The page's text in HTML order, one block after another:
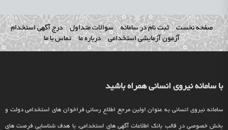
صفحه نخست ثبت نام در سامانه سوالات متداول
درج آگهی استخدام
آزمون آزمایشی استخدامی
درباره ما تماس با ما
با سامانه نیروی انسانی همراه باشید
سامانه نیروی انسانی به عنوان اولین مرجع اطلاع رسانی فراخوان های استخدامی دولت و
بخش خصوصی در قالب بانک اطلاعات آگهی های استخدامی، با هدف شناسایی فرصت های